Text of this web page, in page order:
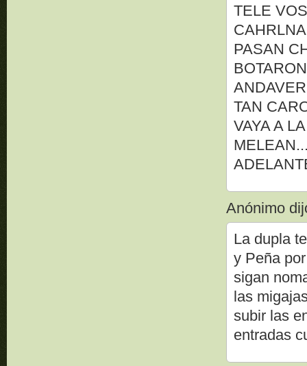
TELE
PASAN
TAN
VAYA A
Anónimo
La dupla
y Peña
sigan
las
subir las
entradas